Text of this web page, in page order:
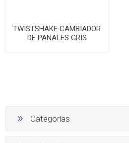
TWISTSHAKE CAMBIADOR
DE PANALES GRIS
Categorías